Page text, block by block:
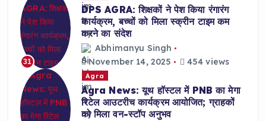
31
DPS AGRA: शिक्षकों ने पेश किया रंगारंग
कार्यक्रम, बच्चों को मिला स्क्रीन टाइम कम
करने का संदेश
Abhimanyu Singh
November 14, 2025
454 views
Agra
Agra News: यूथ हॉस्टल में PNB का मेगा
रिटेल आउटरीच कार्यक्रम आयोजित; ग्राहकों
को मिला वन-स्टॉप अनुभव